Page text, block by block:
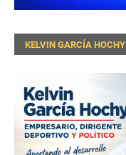
KELVIN GARCÍA HOCHY